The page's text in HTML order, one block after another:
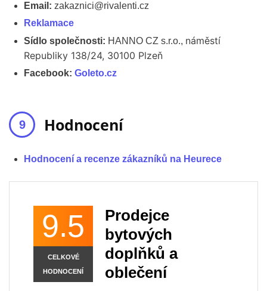
Email: zakaznici@rivalenti.cz
Reklamace
Sídlo společnosti: HANNO CZ s.r.o., náměstí
Republiky 138/24, 30100 Plzeň
Facebook: Goleto.cz
Hodnocení
Hodnocení a recenze zákazníků na Heurece
9.5
CELKOVÉ
HODNOCENÍ
Prodejce
bytových
doplňků a
oblečení